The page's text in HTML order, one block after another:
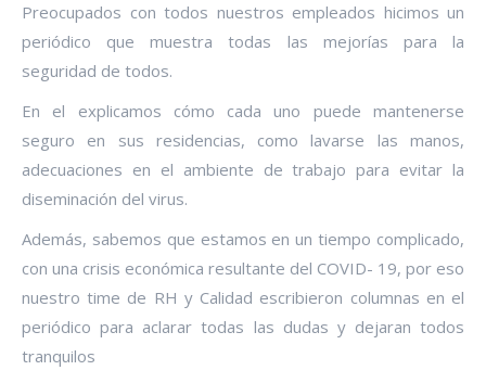
Preocupados con todos nuestros empleados hicimos un
periódico que muestra todas las mejorías para la
seguridad de todos.
En el explicamos cómo cada uno puede mantenerse
seguro en sus residencias, como lavarse las manos,
adecuaciones en el ambiente de trabajo para evitar la
diseminación del virus.
Además, sabemos que estamos en un tiempo complicado,
con una crisis económica resultante del COVID- 19, por eso
nuestro time de RH y Calidad escribieron columnas en el
periódico para aclarar todas las dudas y dejaran todos
tranquilos